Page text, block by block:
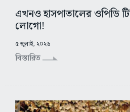
এখনও হাসপাতালের ওপিডি
লোগো!
৫ জুলাই, ২০২৬
বিস্তারিত